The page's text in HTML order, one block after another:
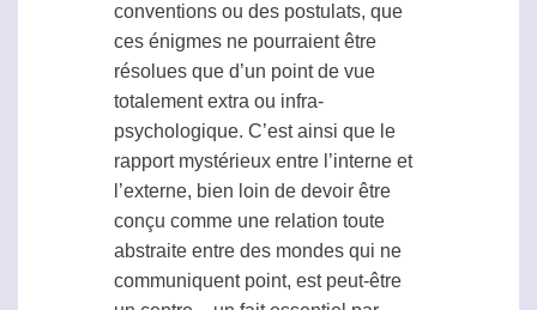
conventions ou des postulats, que
ces énigmes ne pourraient être
résolues que d’un point de vue
totalement extra ou infra-
psychologique. C’est ainsi que le
rapport mystérieux entre l’interne et
l’externe, bien loin de devoir être
conçu comme une relation toute
abstraite entre des mondes qui ne
communiquent point, est peut-être